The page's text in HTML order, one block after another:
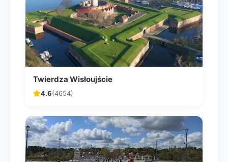
Twierdza Wisłoujście
4.6(4654)